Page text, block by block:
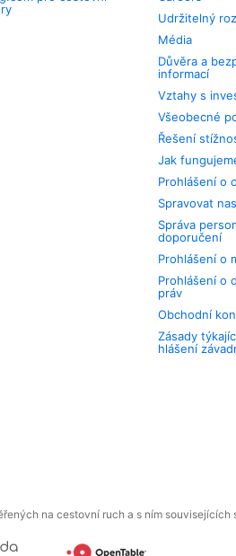
Udržitelný
Média
Důvěra a
informací
Vztahy s
Všeobecné
Řešení
Jak
Prohlášení o
Spravovat
Správa
doporučení
Prohlášení o
Prohlášení o
práv
Obchodní
Zásady
hlášení
na cestovní ruch a s ním souvisejících